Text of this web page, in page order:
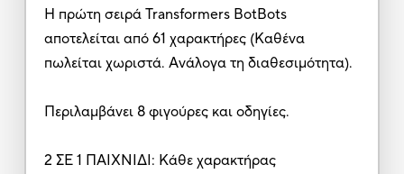
Η πρώτη σειρά Transformers BotBots
αποτελείται από 61 χαρακτήρες (Καθένα
πωλείται χωριστά. Ανάλογα τη διαθεσιμότητα).
Περιλαμβάνει 8 φιγούρες και οδηγίες.
2 ΣΕ 1 ΠΑΙΧΝΙΔΙ: Κάθε χαρακτήρας